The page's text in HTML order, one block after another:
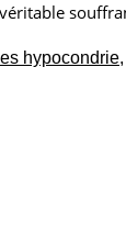
hypocondrie,